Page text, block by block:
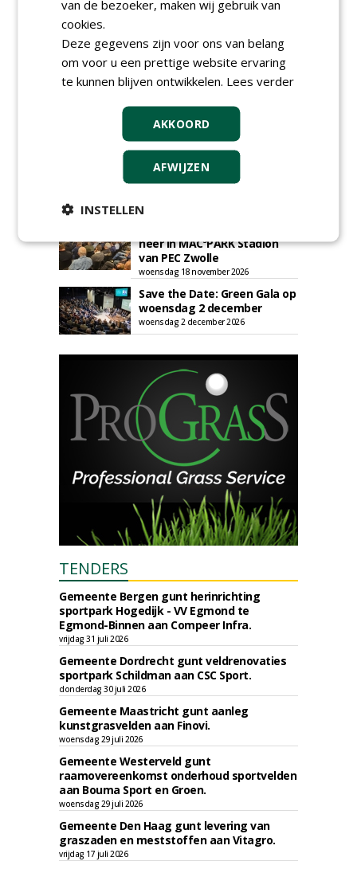
AGENDA
Klankbordsessies moeten
bijdragen aan uniform
aanbesteden van duurzame
kunstgrasvelden
t/m dinsdag 29 september 2026
neer in MAC³PARK Stadion
van PEC Zwolle
woensdag 18 november 2026
Save the Date: Green Gala op
woensdag 2 december
woensdag 2 december 2026
TENDERS
Gemeente Bergen gunt herinrichting
sportpark Hogedijk - VV Egmond te
Egmond-Binnen aan Compeer Infra.
vrijdag 31 juli 2026
Gemeente Dordrecht gunt veldrenovaties
sportpark Schildman aan CSC Sport.
donderdag 30 juli 2026
Gemeente Maastricht gunt aanleg
kunstgrasvelden aan Finovi.
woensdag 29 juli 2026
Gemeente Westerveld gunt
raamovereenkomst onderhoud sportvelden
aan Bouma Sport en Groen.
woensdag 29 juli 2026
Gemeente Den Haag gunt levering van
graszaden en meststoffen aan Vitagro.
vrijdag 17 juli 2026
van de bezoeker, maken wij gebruik van
cookies.
Deze gegevens zijn voor ons van belang
om voor u een prettige website ervaring
te kunnen blijven ontwikkelen. Lees verder
AKKOORD
AFWIJZEN
INSTELLEN